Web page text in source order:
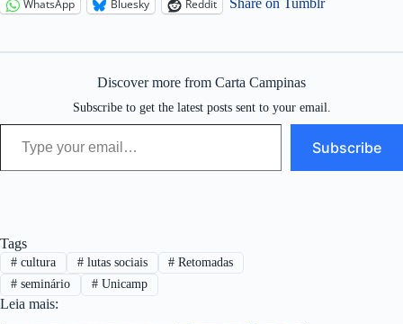
WhatsApp
Bluesky Reddit
Discover more from Carta Campinas
Subscribe to get the latest posts sent to your email.
Type your email…
Subscribe
Tags
#cultura #lutas sociais # Retomadas
#seminário #Unicamp
Leia mais: